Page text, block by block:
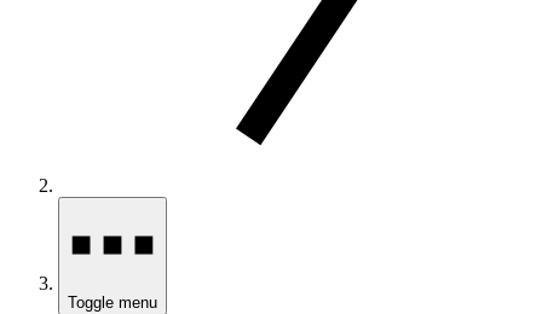
Toggle menu